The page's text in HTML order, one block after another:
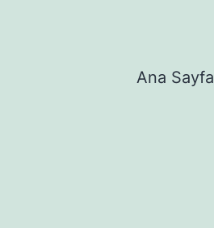
Ana Sayfa